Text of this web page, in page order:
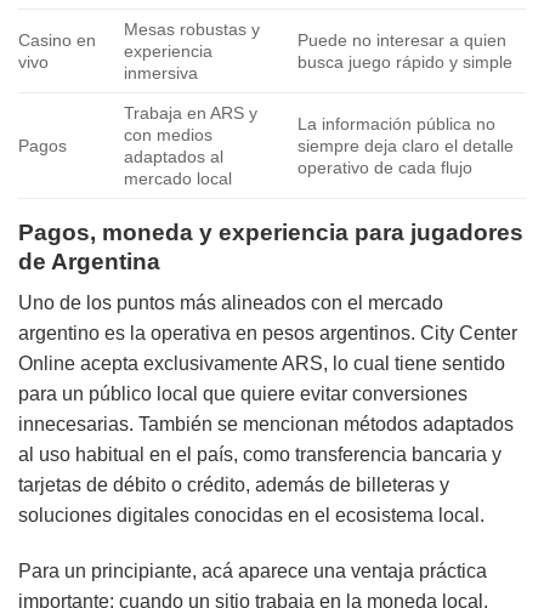
Casino en
vivo
Mesas robustas y
experiencia
inmersiva
Puede no interesar a quien
busca juego rápido y simple
Pagos
Trabaja en ARS y
con medios
adaptados al
mercado local
La información pública no
siempre deja claro el detalle
operativo de cada flujo
Pagos, moneda y experiencia para jugadores
de Argentina
Uno de los puntos más alineados con el mercado
argentino es la operativa en pesos argentinos. City Center
Online acepta exclusivamente ARS, lo cual tiene sentido
para un público local que quiere evitar conversiones
innecesarias. También se mencionan métodos adaptados
al uso habitual en el país, como transferencia bancaria y
tarjetas de débito o crédito, además de billeteras y
soluciones digitales conocidas en el ecosistema local.
Para un principiante, acá aparece una ventaja práctica
importante: cuando un sitio trabaja en la moneda local,